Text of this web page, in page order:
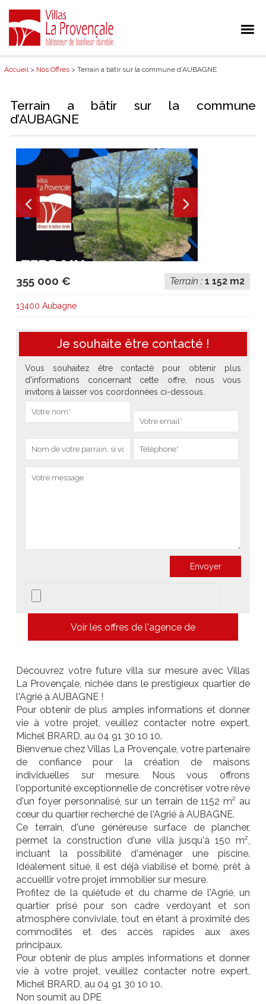
Accueil> Nos Offres > Terrain a bâtir sur la commune d’AUBAGNE
Terrain a bâtir sur la commune
d’AUBAGNE
355 000 € Terrain : 1 152 m2
13400 Aubagne
Je souhaite être contacté !
Vous souhaitez être contacté pour obtenir plus
d'informations concernant cette offre, nous vous
invitons à laisser vos coordonnées ci-dessous.
Voir les offres de l'agence de
Découvrez votre future villa sur mesure avec Villas
La Provençale, nichée dans le prestigieux quartier de
l'Agrié à AUBAGNE !
Pour obtenir de plus amples informations et donner
vie à votre projet, veuillez contacter notre expert,
Michel BRARD, au 04 91 30 10 10.
Bienvenue chez Villas La Provençale, votre partenaire
de confiance pour la création de maisons
individuelles sur mesure. Nous vous offrons
l'opportunité exceptionnelle de concrétiser votre rêve
d'un foyer personnalisé, sur un terrain de 1152 m² au
cœur du quartier recherché de l'Agrié à AUBAGNE.
Ce terrain, d'une généreuse surface de plancher,
permet la construction d'une villa jusqu'à 150 m²,
incluant la possibilité d'aménager une piscine.
Idéalement situé, il est déjà viabilisé et borné, prêt à
accueillir votre projet immobilier sur mesure.
Profitez de la quiétude et du charme de l'Agrié, un
quartier prisé pour son cadre verdoyant et son
atmosphère conviviale, tout en étant à proximité des
commodités et des accès rapides aux axes
principaux.
Pour obtenir de plus amples informations et donner
vie à votre projet, veuillez contacter notre expert,
Michel BRARD, au 04 91 30 10 10.
Non soumit au DPE